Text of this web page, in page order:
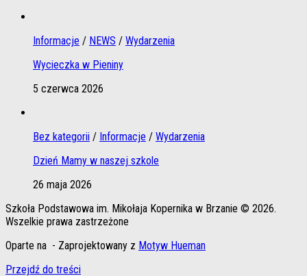
Informacje / NEWS / Wydarzenia
Wycieczka w Pieniny
5 czerwca 2026
Bez kategorii / Informacje / Wydarzenia
Dzień Mamy w naszej szkole
26 maja 2026
Szkoła Podstawowa im. Mikołaja Kopernika w Brzanie © 2026.
Wszelkie prawa zastrzeżone
Oparte na - Zaprojektowany z Motyw Hueman
Przejdź do treści